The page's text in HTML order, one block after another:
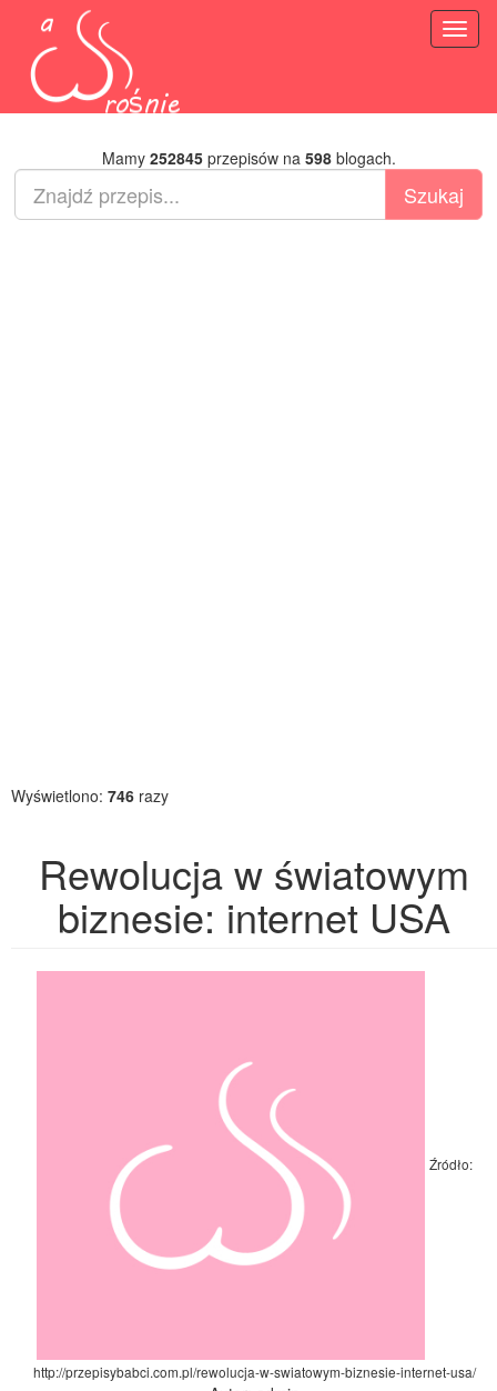
Mamy 252845przepisów na 598blogach.
Wyświetlono: 746 razy
Rewolucja w światowym
biznesie: internet USA
Źródło:
http://przepisybabci.com.pl/rewolucja-w-swiatowym-biznesie-internet-usa/